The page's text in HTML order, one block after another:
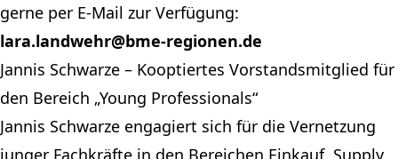
gerne per E-Mail zur Verfügung:
lara.landwehr@bme-regionen.de
Jannis Schwarze – Kooptiertes Vorstandsmitglied für
den Bereich „Young Professionals“
Jannis Schwarze engagiert sich für die Vernetzung
junger Fachkräfte in den Bereichen Einkauf, Supply